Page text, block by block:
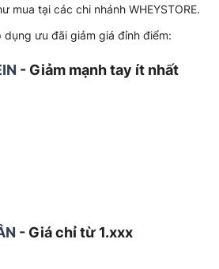
mua tại các chi nhánh WHEYSTORE.
ưu đãi giảm giá đỉnh điểm:
- Giảm mạnh tay ít nhất
- Giá chỉ từ 1.xxx